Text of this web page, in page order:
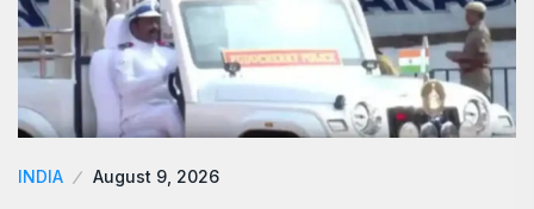
INDIA August 9, 2026